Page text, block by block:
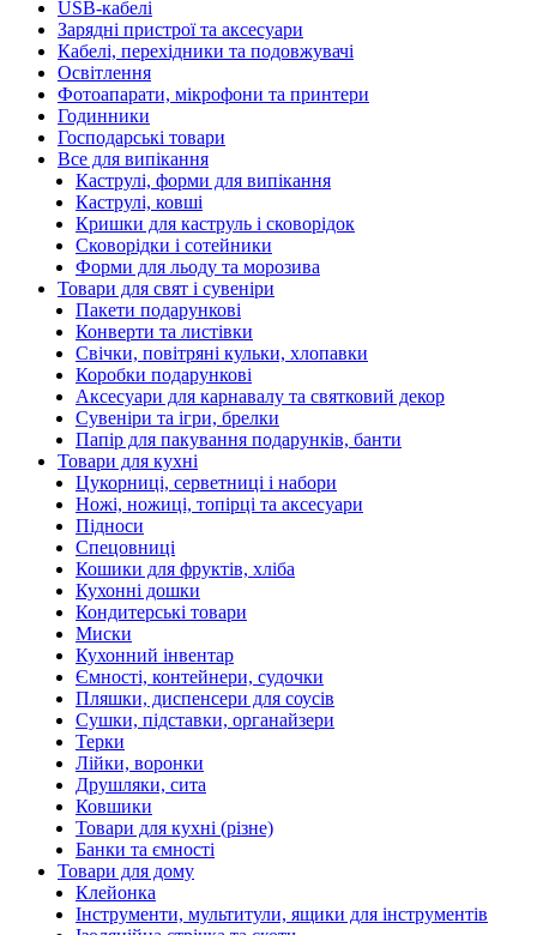
USB-кабелі
Зарядні пристрої та аксесуари
Кабелі, перехідники та подовжувачі
Освітлення
Фотоапарати, мікрофони та принтери
Годинники
Господарські товари
Все для випікання
Каструлі, форми для випікання
Каструлі, ковші
Кришки для каструль і сковорідок
Сковорідки і сотейники
Форми для льоду та морозива
Товари для свят і сувеніри
Пакети подарункові
Конверти та листівки
Свічки, повітряні кульки, хлопавки
Коробки подарункові
Аксесуари для карнавалу та святковий декор
Сувеніри та ігри, брелки
Папір для пакування подарунків, банти
Товари для кухні
Цукорниці, серветниці і набори
Ножі, ножиці, топірці та аксесуари
Підноси
Спецовниці
Кошики для фруктів, хліба
Кухонні дошки
Кондитерські товари
Миски
Кухонний інвентар
Ємності, контейнери, судочки
Пляшки, диспенсери для соусів
Сушки, підставки, органайзери
Терки
Лійки, воронки
Друшляки, сита
Ковшики
Товари для кухні (різне)
Банки та ємності
Товари для дому
Клейонка
Інструменти, мультитули, ящики для інструментів